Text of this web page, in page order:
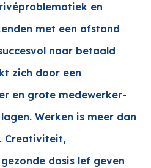
en
met een afstand
naar betaald
zich door een
en grote medewerker-
Werken is meer dan
Creativiteit,
dosis lef geven